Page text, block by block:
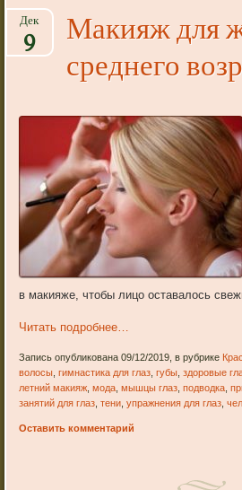
Макияж для
среднего
Дек
9
в макияже, чтобы лицо оставалось
Читать подробнее…
Запись опубликована 09/12/2019, в рубрике
волосы ,гимнастика для глаз ,губы ,здоровые
летний макияж ,мода ,мышцы глаз ,подводка ,
занятий для глаз ,тени ,упражнения для глаз ,
Оставить комментарий